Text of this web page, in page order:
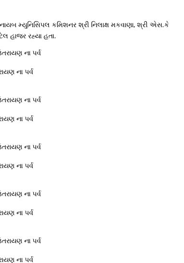
મ્યુનિસિપલ કમિશનર શ્રી નિલાક્ષ મકવાણા, શ્રી એસ.કે
હાજર રહ્યા હતા.
ના પર્વ
ના પર્વ
ના પર્વ
ના પર્વ
ના પર્વ